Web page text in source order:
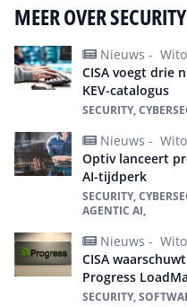
MEER OVER SECURITY
Nieuws -
CISA voegt drie
KEV-catalogus
SECURITY,
Nieuws -
Optiv lanceert
AI-tijdperk
SECURITY,
AGENTIC AI,
Nieuws -
CISA
Progress
SECURITY,